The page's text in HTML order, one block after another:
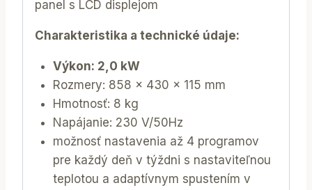
panel s LCD displejom
Charakteristika a technické údaje:
Výkon: 2,0 kW
Rozmery: 858 x 430 x 115 mm
Hmotnosť: 8 kg
Napájanie: 230 V/50Hz
možnosť nastavenia až 4 programov
pre každý deň v týždni s nastaviteľnou
teplotou a adaptívnym spustením v